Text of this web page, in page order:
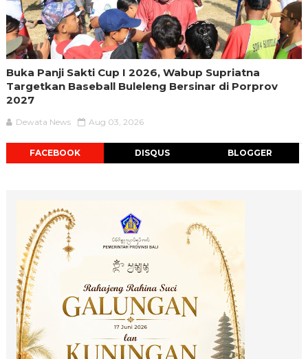
Buka Panji Sakti Cup I 2026, Wabup Supriatna
Targetkan Baseball Buleleng Bersinar di Porprov
2027
Dewata News Aug 03, 2026
FACEBOOK DISQUS BLOGGER